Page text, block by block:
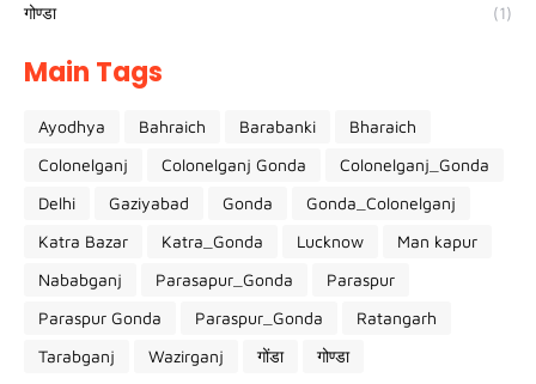
गोण्डा (1)
Main Tags
Ayodhya Bahraich Barabanki
Bharaich
Colonelganj
Colonelganj Gonda
Colonelganj_Gonda
Delhi
Gaziyabad Gonda
Gonda_Colonelganj
Katra Bazar
Katra_Gonda Lucknow
Man kapur
Nababganj
Parasapur_Gonda
Paraspur
Paraspur Gonda
Paraspur_Gonda
Ratangarh
Tarabganj
Wazirganj गोंडा गोण्डा